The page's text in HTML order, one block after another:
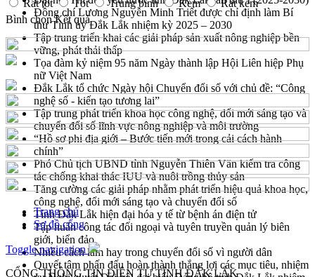
Đồng chí Lương Nguyễn Minh Triết được chỉ định làm Bí
thư Tỉnh ủy Đắk Lắk nhiệm kỳ 2025 – 2030
Tập trung triển khai các giải pháp sản xuất nông nghiệp bền
vững, phát thải thấp
Tọa đàm kỷ niệm 95 năm Ngày thành lập Hội Liên hiệp Phụ
nữ Việt Nam
Đắk Lắk tổ chức Ngày hội Chuyển đổi số với chủ đề: “Công
nghệ số - kiến tạo tương lai”
Tập trung phát triển khoa học công nghệ, đổi mới sáng tạo và
chuyển đổi số lĩnh vực nông nghiệp và môi trường
“Hồ sơ phi địa giới – Bước tiến mới trong cải cách hành
chính”
Phó Chủ tịch UBND tỉnh Nguyễn Thiên Văn kiểm tra công
tác chống khai thác IUU và nuôi trồng thủy sản
Tăng cường các giải pháp nhằm phát triển hiệu quả khoa học,
công nghệ, đổi mới sáng tạo và chuyển đổi số
Tỉnh Đắk Lắk hiện đại hóa y tế từ bệnh án điện tử
Tập huấn công tác đối ngoại và tuyên truyền quản lý biên
giới, biển đảo
Nhiều cách làm hay trong chuyển đổi số vì người dân
Quyết tâm phấn đấu hoàn thành thắng lợi các mục tiêu, nhiệm
Rất tốt
Tốt Trung bình Kém
Rất kém
Bình chọnKết quả
Trang chủ
Sơ đồ cổng
Toggle navigation
CỔNG THÔNG TIN ĐIỆN TỬ TỈNH ĐẮK LẮK